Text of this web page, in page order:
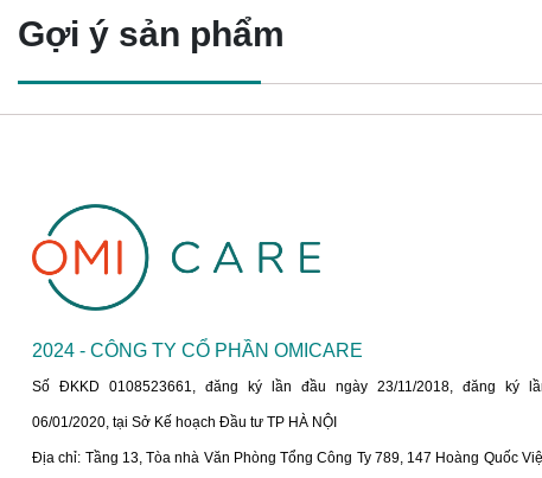
Gợi ý sản phẩm
2024 - CÔNG TY CỔ PHẦN OMICARE
Số ĐKKD 0108523661, đăng ký lần đầu ngày 23/11/2018, đăng ký
06/01/2020, tại Sở Kế hoạch Đầu tư TP HÀ NỘI
Địa chỉ: Tầng 13, Tòa nhà Văn Phòng Tổng Công Ty 789, 147 Hoàng Quốc